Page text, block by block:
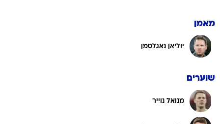
מאמן
יוליאן נאגלסמן
שוערים
מנואל נוייר